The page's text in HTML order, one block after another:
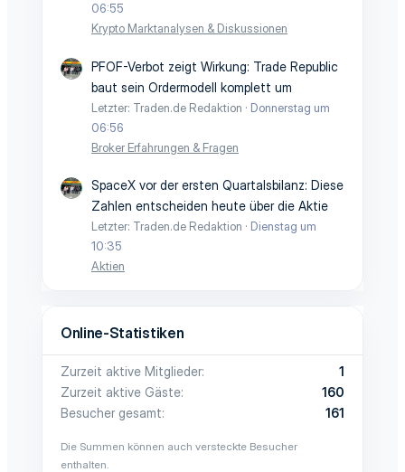
06:55
Krypto Marktanalysen & Diskussionen
PFOF-Verbot zeigt Wirkung: Trade Republic
baut sein Ordermodell komplett um
Letzter: Traden.de Redaktion
Donnerstag um
06:56
Broker Erfahrungen & Fragen
SpaceX vor der ersten Quartalsbilanz: Diese
Zahlen entscheiden heute über die Aktie
Letzter: Traden.de Redaktion
Dienstag um
10:35
Aktien
Online-Statistiken
Zurzeit aktive Mitglieder
1
Zurzeit aktive Gäste
160
Besucher gesamt
161
Die Summen können auch versteckte Besucher
enthalten.